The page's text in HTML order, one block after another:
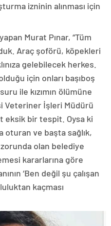
izninin alınması için
Murat Pınar, “Tüm
Araç şoförü, köpekleri
gelebilecek herkes.
için onları başıboş
ile kızımın ölümüne
Veteriner İşleri Müdürü
eksik bir tespit. Oysa ki
oturan ve başta sağlık,
olan belediye
kararlarına göre
‘Ben değil şu çalışan
kaçması